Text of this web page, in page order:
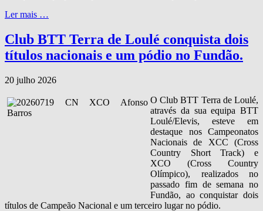
Ler mais …
Club BTT Terra de Loulé conquista dois
títulos nacionais e um pódio no Fundão.
20 julho 2026
O Club BTT Terra de Loulé,
através da sua equipa BTT
Loulé/Elevis, esteve em
destaque nos Campeonatos
Nacionais de XCC (Cross
Country Short Track) e
XCO (Cross Country
Olímpico), realizados no
passado fim de semana no
Fundão, ao conquistar dois
títulos de Campeão Nacional e um terceiro lugar no pódio.